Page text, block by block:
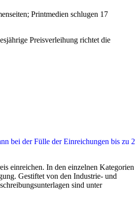
Printmedien schlugen 17
Preisverleihung richtet die
bei der Fülle der Einreichungen bis zu 2
einreichen. In den einzelnen Kategorien
Gestiftet von den Industrie- und
sind unter